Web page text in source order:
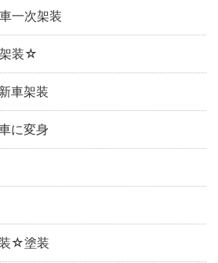
一次架装
装☆
車架装
に変身
☆塗装